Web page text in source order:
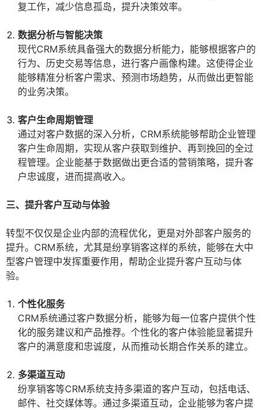
复工作，减少信息孤岛，提升决策效率。
数据分析与智能决策
现代CRM系统具备强大的数据分析能力，能够根据客户的
行为、历史交易等信息，进行客户画像构建。这使得企业
能够精准分析客户需求、预测市场趋势，从而做出更智能
的业务决策。
客户生命周期管理
通过对客户数据的深入分析，CRM系统能够帮助企业管理
客户生命周期，实现从客户获取到维护、再到挽回的全过
程管理。企业能基于数据做出更合适的营销策略，提升客
户忠诚度，进而提高收入。
三、提升客户互动与体验
转型不仅仅是企业内部的流程优化，更是对外部客户服务的
提升。CRM系统，尤其是纷享销客这样的系统，能够在大中
型客户管理中发挥重要作用，帮助企业提升客户互动与体
验。
个性化服务
CRM系统通过客户数据分析，能够为每一位客户提供个性
化的服务建议和产品推荐。个性化的客户体验能显著提升
客户的满意度和忠诚度，从而推动长期合作关系的建立。
多渠道互动
纷享销客等CRM系统支持多渠道的客户互动，包括电话、
邮件、社交媒体等。通过多渠道互动，企业能够为客户提